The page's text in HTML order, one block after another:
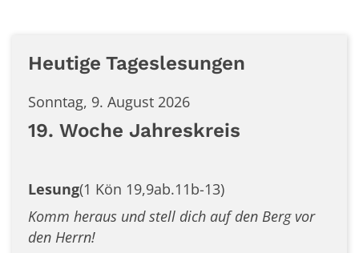
Heutige Tageslesungen
Sonntag, 9. August 2026
19. Woche Jahreskreis
Lesung(1 Kön 19,9ab.11b-13)
Komm heraus und stell dich auf den Berg vor
den Herrn!